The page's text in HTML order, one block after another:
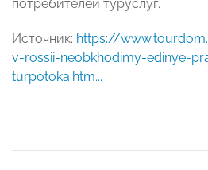
потребителей туруслуг.
Источник: https://
v-rossii-neobkhodimy-edinye-
turpotoka.htm...